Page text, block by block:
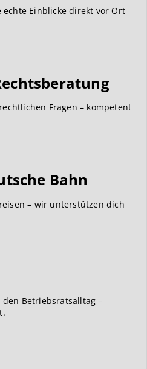
Einblicke direkt vor Ort
Fragen – kompetent
Bahn
– wir unterstützen dich
Betriebsratsalltag –